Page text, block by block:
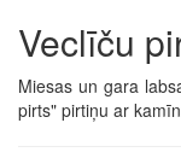
Veclīču
Miesas un gara
pirts" pirtiņu ar